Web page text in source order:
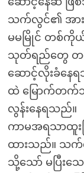
သက်လွင်၏ အား
မမမြိုင် တစ်ကို
သုတ်ရည်တွေ တ
ဆောင့်လိုးခံန
ထဲ မြောက်တက်သွ
လွန်းနေရသည်။
ကာမအရသာထူ
ထားသည်။ သက်
သို့သော် မပြီးသ